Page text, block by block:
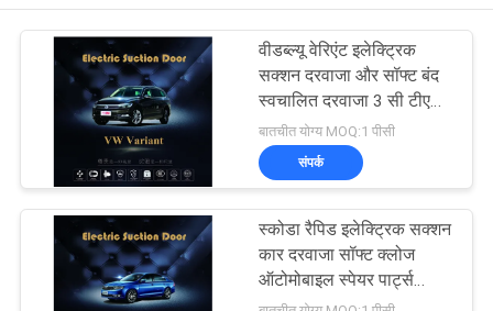
उत्पादों
कारखाना
पावर टेलगेट लिफ्ट किट
स्वचालित टैयलगेट लिफ्ट
145
वीडब्ल्यू वेरिएंट इलेक्ट्रिक
सक्शन दरवाजा और सॉफ्ट बंद
स्वचालित दरवाजा 3 सी टीएस
16949 आईएसओ
बातचीत योग्य MOQ:1 पीसी
संपर्क
स्कोडा रैपिड इलेक्ट्रिक सक्शन
कार दरवाजा सॉफ्ट क्लोज
ऑटोमोबाइल स्पेयर पार्ट्स
ऑटोमेटिक